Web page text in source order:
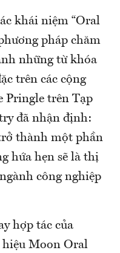
khái niệm “Oral
pháp chăm
những từ khóa
trên các cộng
Pringle trên Tạp
đã nhận định:
thành một phần
hứa hẹn sẽ là thị
công nghiệp
hợp tác của
hiệu Moon Oral